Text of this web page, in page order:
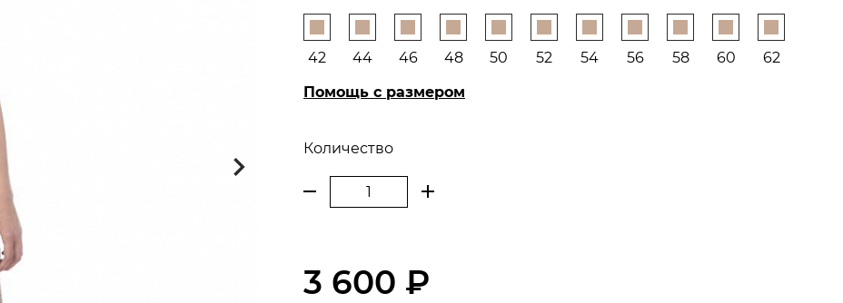
42 44 46 48 50 52 54 56 58 60
62
Помощь с размером
Количество
3 600 ₽